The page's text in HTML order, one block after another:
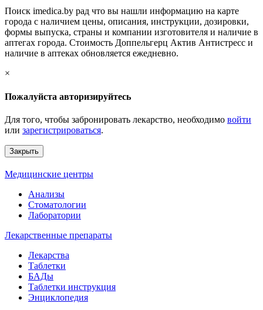
Поиск imedica.by рад что вы нашли информацию на карте
города с наличием цены, описания, инструкции, дозировки,
формы выпуска, страны и компании изготовителя и наличие в
аптегах города. Стоимость Доппельгерц Актив Антистресс и
наличие в аптеках обновляется ежедневно.
×
Пожалуйста авторизируйтесь
Для того, чтобы забронировать лекарство, необходимо войти
или зарегистрироваться.
Закрыть
Медицинские центры
Анализы
Стоматологии
Лаборатории
Лекарственные препараты
Лекарства
Таблетки
БАДы
Таблетки инструкция
Энциклопедия